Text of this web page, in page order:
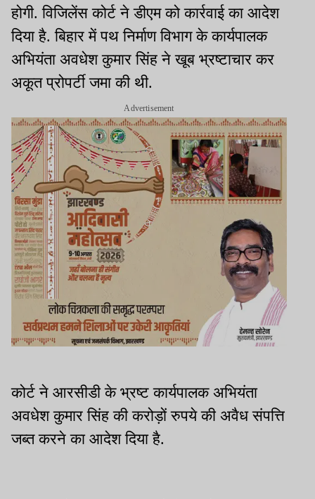
होगी. विजिलेंस कोर्ट ने डीएम को कार्रवाई का आदेश
दिया है. बिहार में पथ निर्माण विभाग के कार्यपालक
अभियंता अवधेश कुमार सिंह ने खूब भ्रष्टाचार कर
अकूत प्रोपर्टी जमा की थी.
Advertisement
कोर्ट ने आरसीडी के भ्रष्ट कार्यपालक अभियंता
अवधेश कुमार सिंह की करोड़ों रुपये की अवैध संपत्ति
जब्त करने का आदेश दिया है.